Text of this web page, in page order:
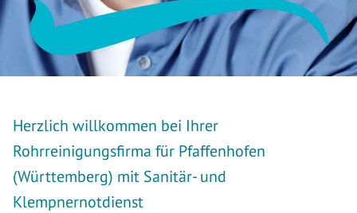
Herzlich willkommen bei Ihrer
Rohrreinigungsfirma für Pfaffenhofen
(Württemberg) mit Sanitär- und
Klempnernotdienst